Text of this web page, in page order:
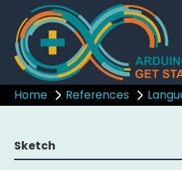
Home References
Sketch